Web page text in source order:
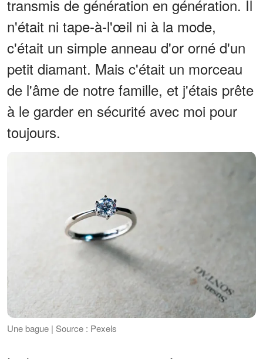
transmis de génération en génération. Il
n'était ni tape-à-l'œil ni à la mode,
c'était un simple anneau d'or orné d'un
petit diamant. Mais c'était un morceau
de l'âme de notre famille, et j'étais prête
à le garder en sécurité avec moi pour
toujours.
Une bague | Source : Pexels